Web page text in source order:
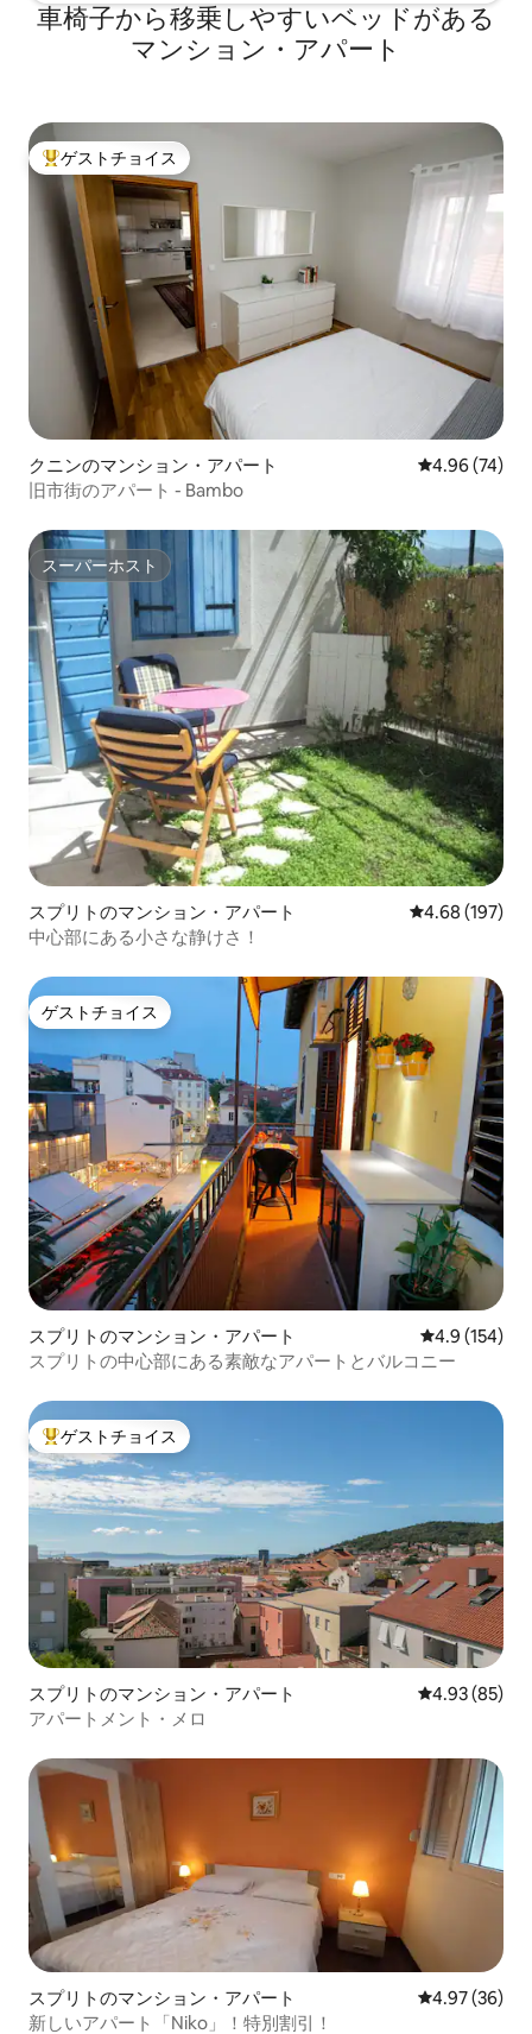
車椅子から移乗しやすいベッドがある
マンション・アパート
大好評のゲストチョイスです。
ゲストチョイス
クニンのマンション・アパート レビュー74
4.96 (74)
旧市街のアパート - Bambo
スーパーホスト
スーパーホスト
スプリトのマンション・アパート レビュー197
4.68 (197)
中心部にある小さな静けさ！
ゲストチョイス
ゲストチョイス
スプリトのマンション・アパート レビュー154
4.9 (154)
スプリトの中心部にある素敵なアパートとバルコニー
大好評のゲストチョイスです。
ゲストチョイス
スプリトのマンション・アパート レビュー85
4.93 (85)
アパートメント・メロ
スプリトのマンション・アパート レビュー36
4.97 (36)
新しいアパート「Niko」！特別割引！